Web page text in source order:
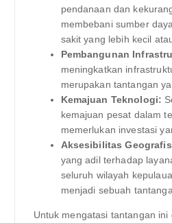
pendanaan dan
membebani sumber
sakit yang lebih kecil
Pembangunan
meningkatkan
merupakan tantangan
Kemajuan Teknologi:
kemajuan pesat dalam
memerlukan investasi
Aksesibilitas
yang adil terhadap
seluruh wilayah
menjadi sebuah
Untuk mengatasi tantangan ini